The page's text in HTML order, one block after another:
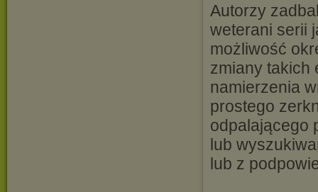
Autorzy
weterani serii
możliwość
zmiany takich
namierzenia
prostego
odpalającego
lub
lub z